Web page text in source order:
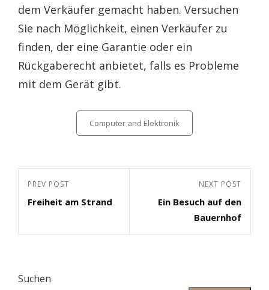
dem Verkäufer gemacht haben. Versuchen
Sie nach Möglichkeit, einen Verkäufer zu
finden, der eine Garantie oder ein
Rückgaberecht anbietet, falls es Probleme
mit dem Gerät gibt.
Computer and Elektronik
Beitragsnavigation
Previous
Post
PREV POST
Freiheit am Strand
Post
NEXT POST
Ein Besuch auf den
Bauernhof
Suchen